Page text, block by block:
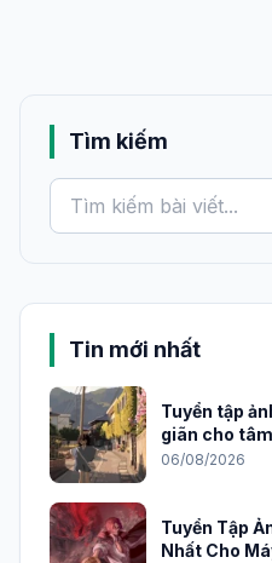
Tìm kiếm
Tin mới nhất
Tuyển tập
giãn cho
06/08/2026
Tuyển Tập
Nhất Cho